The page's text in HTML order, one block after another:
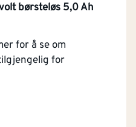
børsteløs 5,0 Ah
for å se om
for